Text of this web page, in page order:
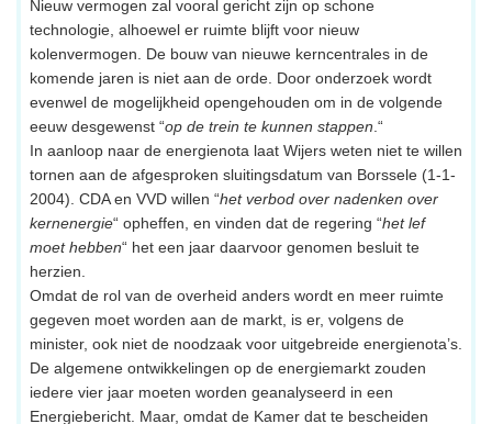
Nieuw vermogen zal vooral gericht zijn op schone
technologie, alhoewel er ruimte blijft voor nieuw
kolenvermogen. De bouw van nieuwe kerncentrales in de
komende jaren is niet aan de orde. Door onderzoek wordt
evenwel de mogelijkheid opengehouden om in de volgende
eeuw desgewenst “op de trein te kunnen stappen.“
In aanloop naar de energienota laat Wijers weten niet te willen
tornen aan de afgesproken sluitingsdatum van Borssele (1-1-
2004). CDA en VVD willen “het verbod over nadenken over
kernenergie“ opheffen, en vinden dat de regering “het lef
moet hebben“ het een jaar daarvoor genomen besluit te
herzien.
Omdat de rol van de overheid anders wordt en meer ruimte
gegeven moet worden aan de markt, is er, volgens de
minister, ook niet de noodzaak voor uitgebreide energienota’s.
De algemene ontwikkelingen op de energiemarkt zouden
iedere vier jaar moeten worden geanalyseerd in een
Energiebericht. Maar, omdat de Kamer dat te bescheiden